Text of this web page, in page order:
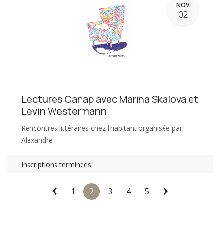
NOV.
02
Lectures Canap avec Marina Skalova et
Levin Westermann
Rencontres littéraires chez l'habitant organisée par
Alexandre
Inscriptions terminées
1 2 3 4 5